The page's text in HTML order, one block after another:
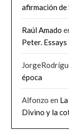
afirmación de
Raúl Amado
Peter.
época
Alfonzo en
Divino y la